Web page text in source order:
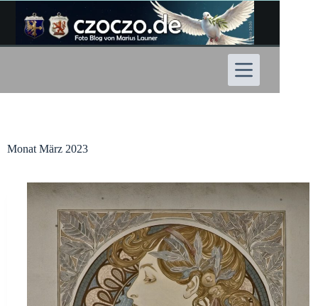
Inhalt
springen
Monat März 2023